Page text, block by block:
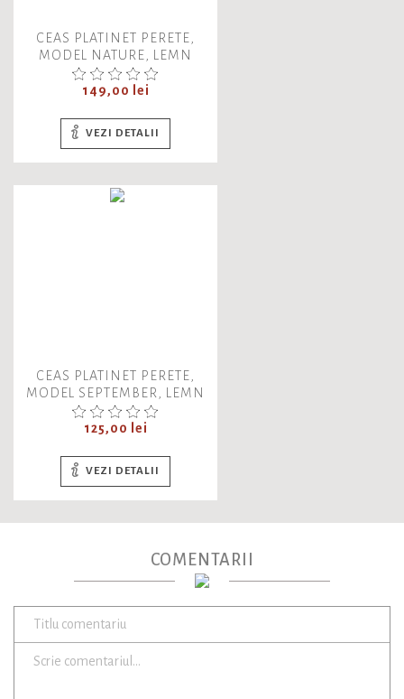
CEAS PLATINET PERETE,
MODEL NATURE, LEMN
Pret
149,00 lei
VEZI DETALII
CEAS PLATINET PERETE,
MODEL SEPTEMBER, LEMN
Pret
125,00 lei
VEZI DETALII
COMENTARII